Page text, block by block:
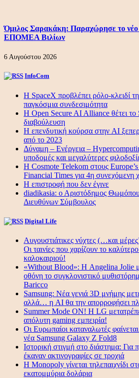
Όμιλος Σαρακάκη: Παραχώρησε το
ΕΠΟΜΕΑ Βιλίων
6 Αυγούστου 2026
InfoCom
Η SpaceX προβλέπει ρόλο-κλειδί
παγκόσμια συνδεσιμότητα
Η Open Secure AI Alliance θέτει
διαβούλευση
Η επενδυτική κούρσα στην AI
από το 2023
Δύναμη – Ενέργεια –
υποδομές και μεγαλύτερες
Η Cosmote Telekom στους
Financial Times για 4η συνεχόμενη
Η επιστροφή που δεν έγινε
diadikasia: ο Αριστόδημος
Διευθύνων Σύμβουλος
Digital Life
Αυγουστιάτικες νύχτες (…και
Οι ταινίες που χαρίζουν το
καλοκαιριού!
«Without Blood»: Η Angelina Jolie
οθόνη το συγκλονιστικό
Baricco
Samsung: Νέα γενιά 3D μνήμης
αλλά… η AI θα την απορροφήσει
Summer Mode ON! Η LG
απόλυτη gaming εμπειρία!
Οι Ευρωπαίοι καταναλωτές
νέα Samsung Galaxy Z Fold8
Ιστορική στιγμή στο διάστημα:
έκαναν ακτινογραφίες σε τροχιά
Η Monopoly γίνεται τηλεπαιχνίδι
εκατομμύρια δολάρια